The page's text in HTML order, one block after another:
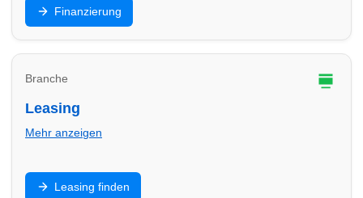
Händlerfinanzierung: Vergleiche Angebote in Köln und
finde passende Partner für dein Budget.
Finanzierung
Branche
Leasing
Mehr anzeigen
Privat- oder Gewerbeleasing: Finde Leasinganbieter
in Köln und vergleiche Laufzeit, Rate, Kilometer und
Leasing finden